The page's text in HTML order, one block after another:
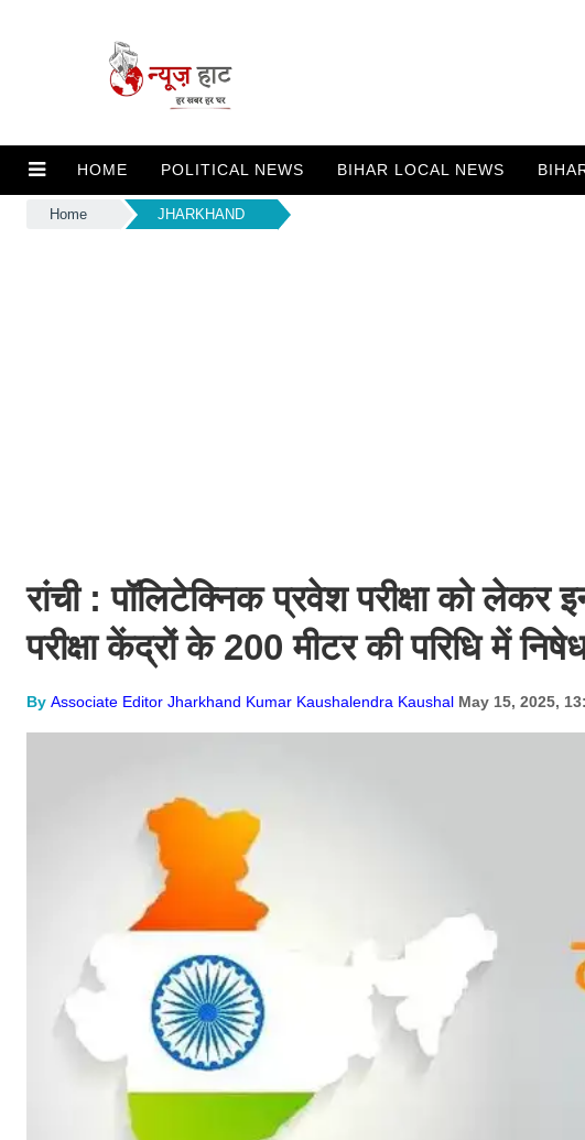
HOME POLITICAL NEWS BIHAR LOCAL NEWS
Home JHARKHAND
रांची : पॉलिटेक्निक प्रवेश परीक्षा को
परीक्षा केंद्रों के 200 मीटर की परिधि में
By Associate Editor Jharkhand Kumar Kaushalendra Kaushal May 15, 2025,